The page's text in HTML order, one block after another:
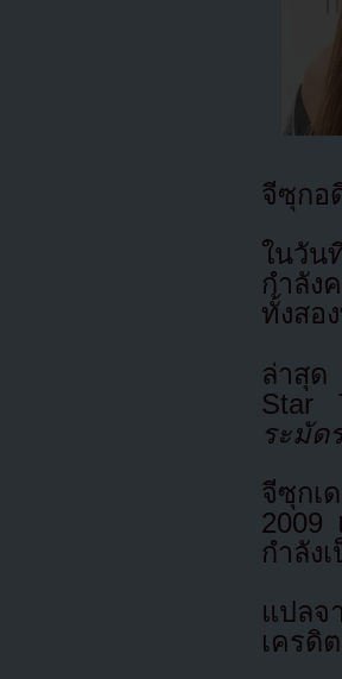
จีซุกอ
ในวัน
กำลัง
ทั้งสอ
ล่าสุด
Star
ระมัด
จีซุกเ
2009
กำลัง
แปล
เครดิ